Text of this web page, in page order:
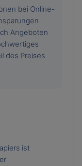
bei Online-
Angeboten
des Preises
ist